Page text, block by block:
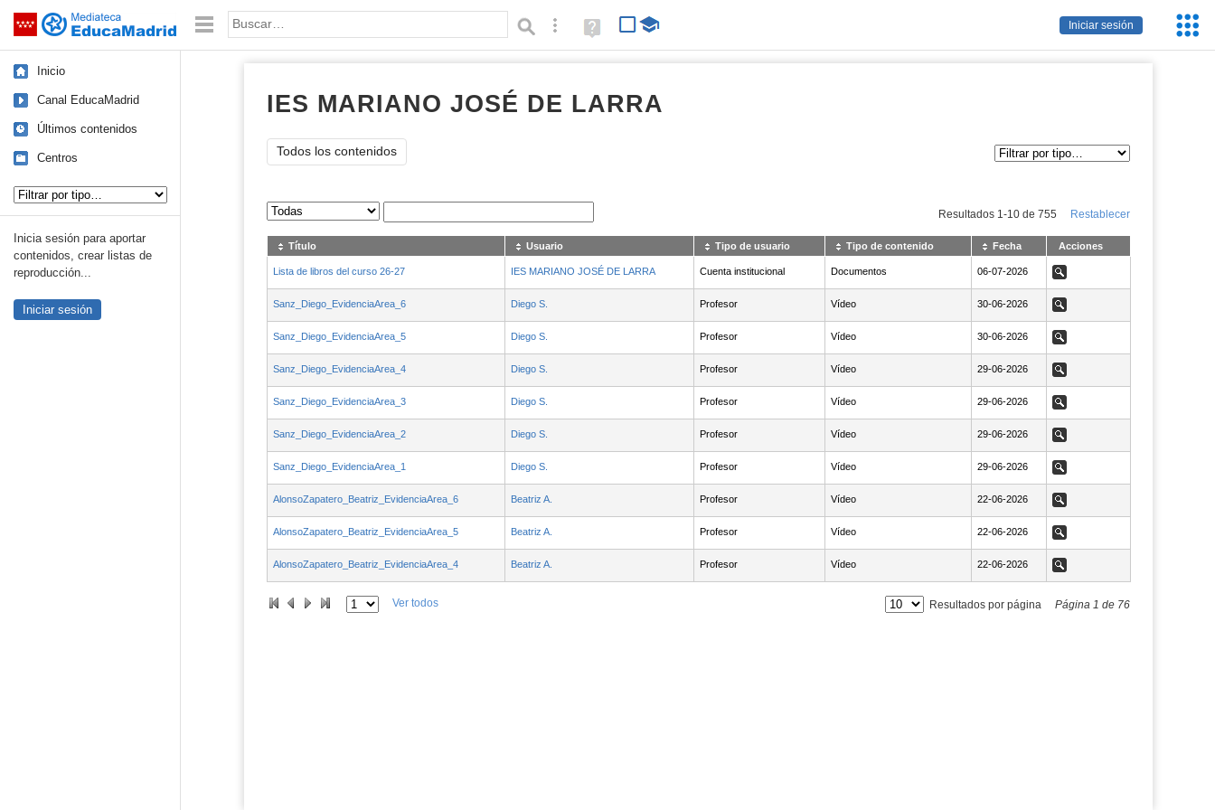
Saltar navegación
Iniciar sesión
Palabra o frase: Búsqueda avanzada
Ayuda
(en
Inicio
Canal EducaMadrid
Últimos contenidos
Centros
Inicia sesión para aportar
contenidos, crear listas de
reproducción...
Iniciar sesión
IES MARIANO JOSÉ DE LARRA
Todos los contenidos
Sus archivos Resultados 1 -10de 755 Restablecer
Título Usuario Tipo de usuario Tipo de contenido Fecha Acciones
Lista de libros del curso 26-27 IES MARIANO JOSÉ DE LARRA Cuenta institucional Documentos NaN06-07-2026
06-07-2026 Ver
Sanz_Diego_EvidenciaArea_6 Diego S. Profesor Vídeo NaN30-06-2026
30-06-2026 Ver
Sanz_Diego_EvidenciaArea_5 Diego S. Profesor Vídeo NaN30-06-2026
30-06-2026 Ver
Sanz_Diego_EvidenciaArea_4 Diego S. Profesor Vídeo NaN29-06-2026
29-06-2026 Ver
Sanz_Diego_EvidenciaArea_3 Diego S. Profesor Vídeo NaN29-06-2026
29-06-2026 Ver
Sanz_Diego_EvidenciaArea_2 Diego S. Profesor Vídeo NaN29-06-2026
29-06-2026 Ver
Sanz_Diego_EvidenciaArea_1 Diego S. Profesor Vídeo NaN29-06-2026
29-06-2026 Ver
AlonsoZapatero_Beatriz_EvidenciaArea_6 Beatriz A. Profesor Vídeo NaN22-06-2026
22-06-2026 Ver
AlonsoZapatero_Beatriz_EvidenciaArea_5 Beatriz A. Profesor Vídeo NaN22-06-2026
22-06-2026 Ver
AlonsoZapatero_Beatriz_EvidenciaArea_4 Beatriz A. Profesor Vídeo NaN22-06-2026
22-06-2026 Ver
Ver todos Resultados por página Página 1 de 76